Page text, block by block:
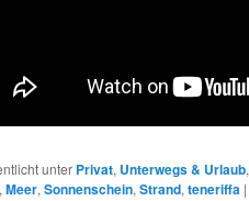
unter Privat, Unterwegs & Urlaub,
, Meer, Sonnenschein, Strand, teneriffa |